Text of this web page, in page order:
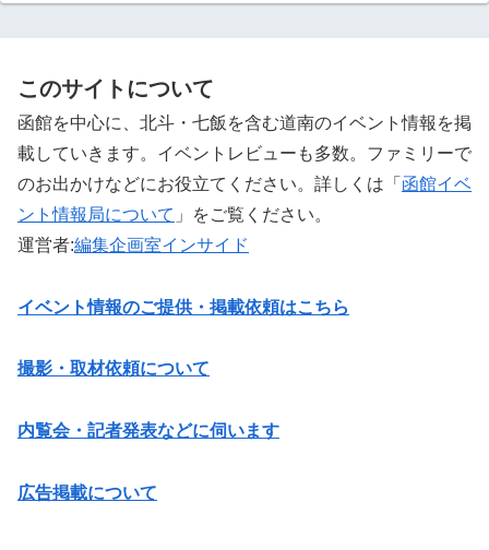
このサイトについて
函館を中心に、北斗・七飯を含む道南のイベント情報を掲
載していきます。イベントレビューも多数。ファミリーで
のお出かけなどにお役立てください。詳しくは「 函館イベ
ント情報局について 」をご覧ください。 ‎
運営者:編集企画室インサイド
イベント情報のご提供・掲載依頼はこちら
撮影・取材依頼について
内覧会・記者発表などに伺います
広告掲載について